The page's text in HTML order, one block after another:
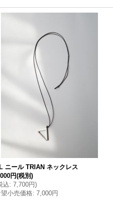
ニール TRIAN ネックレス
円(税別)
込: 7,700円)
小売価格: 7,000円